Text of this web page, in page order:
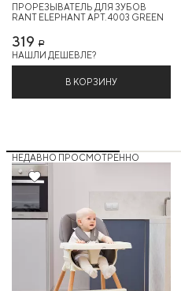
ПРОРЕЗЫВАТЕЛЬ ДЛЯ ЗУБОВ
RANT ELEPHANT АРТ. 4003 GREEN
319 Р
НАШЛИ ДЕШЕВЛЕ?
В КОРЗИНУ
НЕДАВНО ПРОСМОТРЕННО